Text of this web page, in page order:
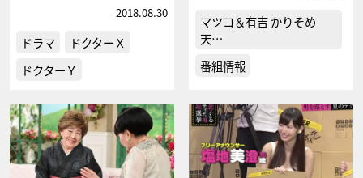
2018.08.30
ドラマ
ドクターＸ
ドクターＹ
マツコ＆有吉 かりそめ
天…
番組情報